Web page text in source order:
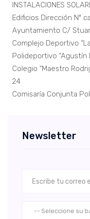
INSTALACIONES
Edificios Dirección Nº
Ayuntamiento C/
Complejo Deportivo
Polideportivo “Agustín
Colegio “Maestro
24
Comisaría Conjunta
Newsletter